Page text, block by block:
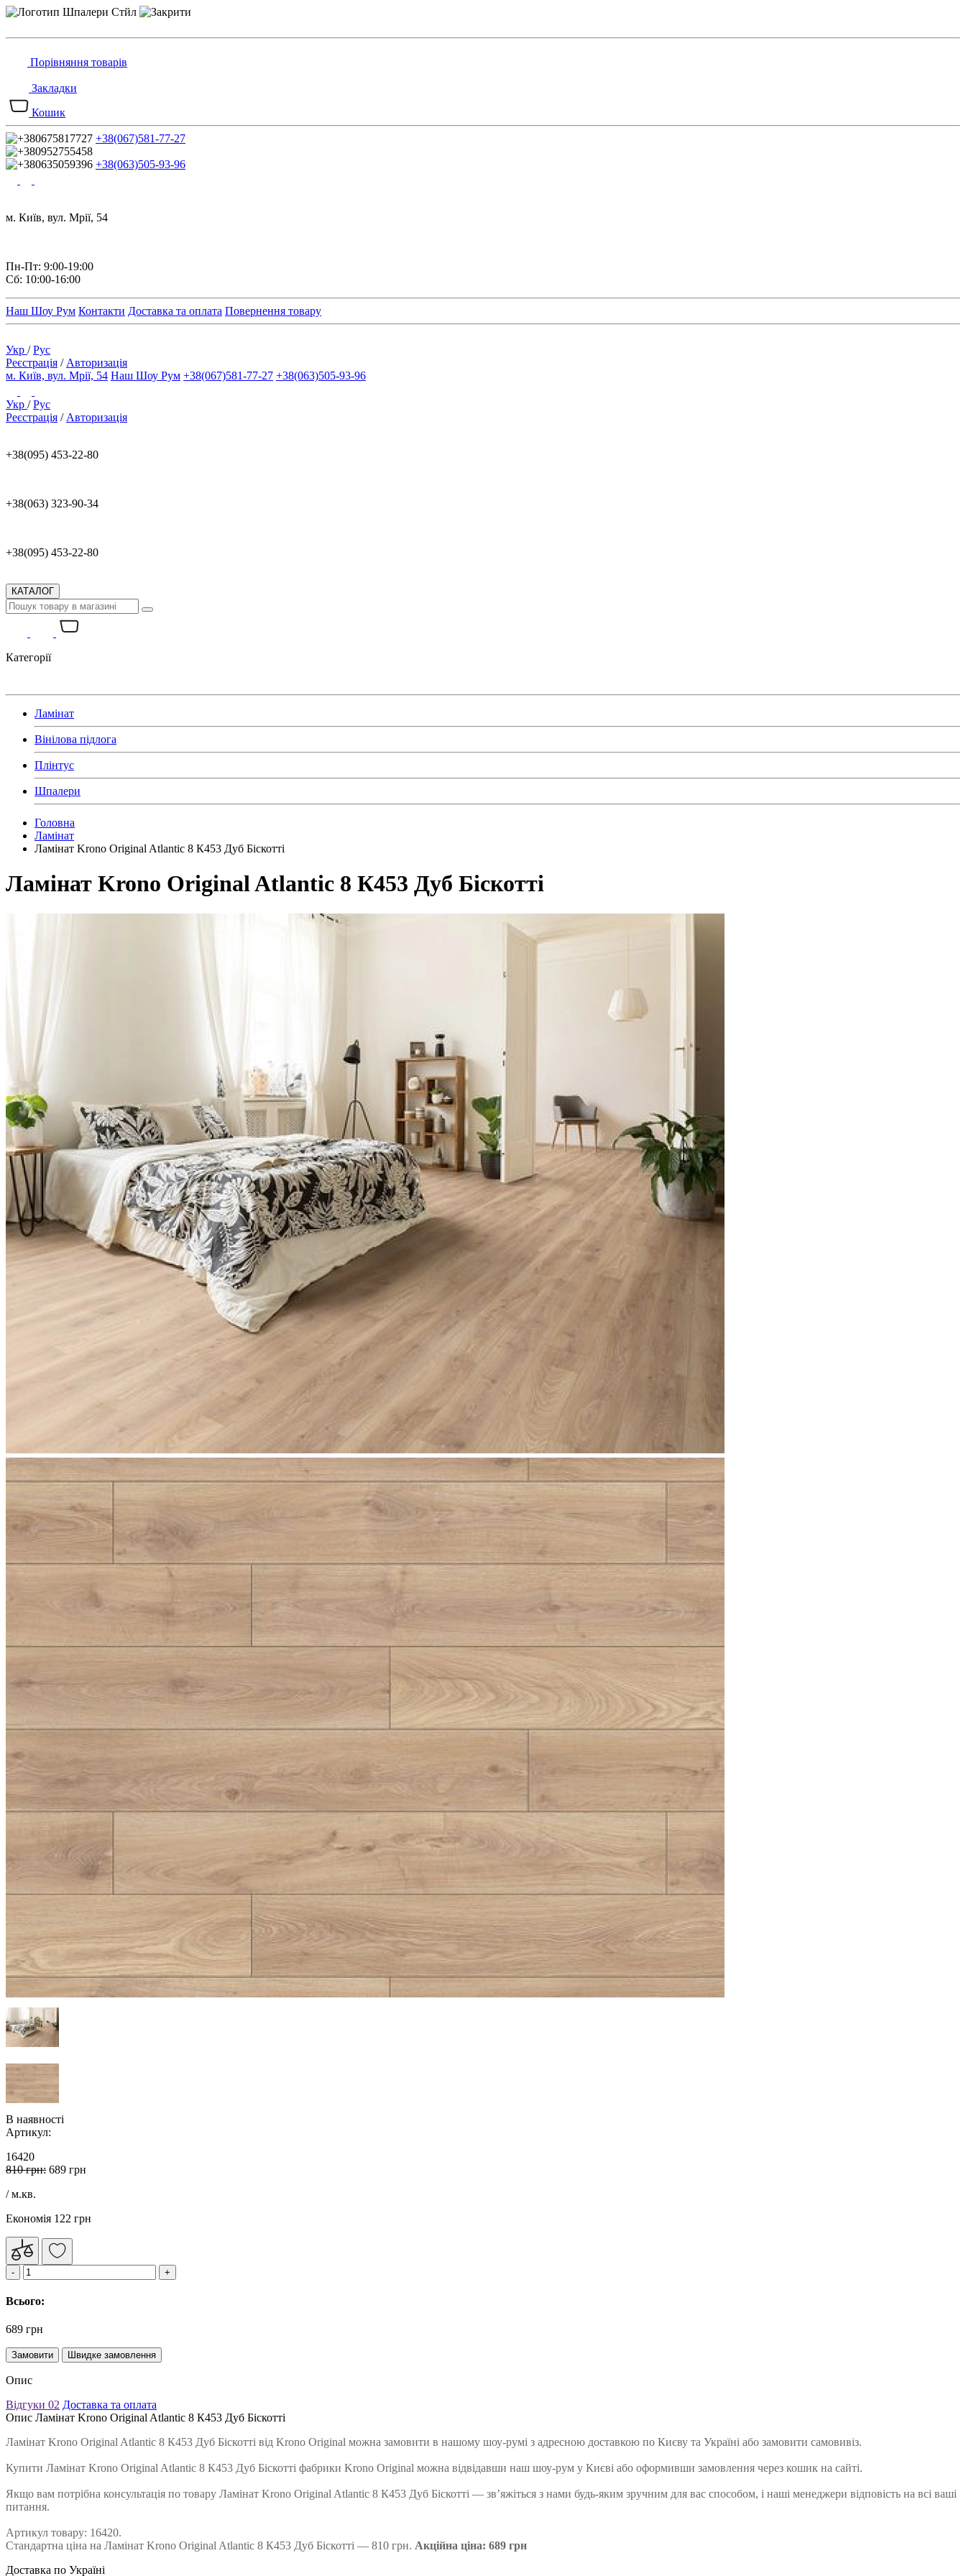
Порівняння товарів
Закладки
Кошик
+38(067)581-77-27
+38(063)505-93-96
м. Київ, вул. Мрії, 54
Пн-Пт: 9:00-19:00
Сб: 10:00-16:00
Наш Шоу Рум Контакти Доставка та оплата Повернення товару
Укр /Рус
Реєстрація / Авторизація
м. Київ, вул. Мрії, 54 Наш Шоу Рум +38(067)581-77-27 +38(063)505-93-96
Укр /Рус
Реєстрація / Авторизація
+38(095) 453-22-80
+38(063) 323-90-34
+38(095) 453-22-80
КАТАЛОГ
Категорії
Ламінат
Вінілова підлога
Плінтус
Шпалери
Головна
Ламінат
Ламінат Krono Original Atlantic 8 К453 Дуб Біскотті
Ламінат Krono Original Atlantic 8 К453 Дуб Біскотті
В наявності
Артикул:
16420
810 грн: 689 грн
/ м.кв.
Економія 122 грн
Всього:
689 грн
Замовити Швидке замовлення
Опис
Відгуки 02 Доставка та оплата
Опис Ламінат Krono Original Atlantic 8 К453 Дуб Біскотті
Ламінат Krono Original Atlantic 8 К453 Дуб Біскотті від Krono Original можна замовити в нашому шоу-румі з адресною доставкою по Києву та Україні або замовити самовивіз.
Купити Ламінат Krono Original Atlantic 8 К453 Дуб Біскотті фабрики Krono Original можна відвідавши наш шоу-рум у Києві або оформивши замовлення через кошик на сайті.
Якщо вам потрібна консультація по товару Ламінат Krono Original Atlantic 8 К453 Дуб Біскотті — зв’яжіться з нами будь-яким зручним для вас способом, і наші менеджери відповість на всі ваші
питання.
Артикул товару: 16420.
Стандартна ціна на Ламінат Krono Original Atlantic 8 К453 Дуб Біскотті — 810 грн. Акційна ціна: 689 грн
Доставка по Україні